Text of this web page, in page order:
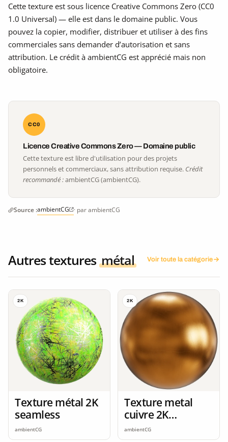
Cette texture est sous licence Creative Commons Zero (CC0
1.0 Universal) — elle est dans le domaine public. Vous
pouvez la copier, modifier, distribuer et utiliser à des fins
commerciales sans demander d’autorisation et sans
attribution. Le crédit à ambientCG est apprécié mais non
obligatoire.
CC0
Licence Creative Commons Zero — Domaine public
Cette texture est libre d'utilisation pour des projets
personnels et commerciaux, sans attribution requise. Crédit
recommandé :ambientCG (ambientCG).
Source :ambientCG · par ambientCG
Autres textures métal Voir toute la catégorie
2K
Texture métal 2K
seamless
ambientCG
2K
Texture metal
cuivre 2K
seamless
ambientCG